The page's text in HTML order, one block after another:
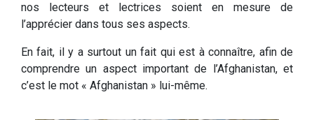
nos lecteurs et lectrices soient en mesure de
l’apprécier dans tous ses aspects.
En fait, il y a surtout un fait qui est à connaître, afin de
comprendre un aspect important de l’Afghanistan, et
c’est le mot « Afghanistan » lui-même.